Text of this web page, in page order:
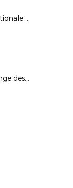
Magnifique Journée Nationale des Débutants 2022
1ère Remise du Challenge des Clubs Crédit Agricole -13 Décembre 2018